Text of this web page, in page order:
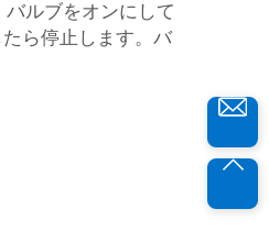
ルブをオンにして
ら停止します。バ